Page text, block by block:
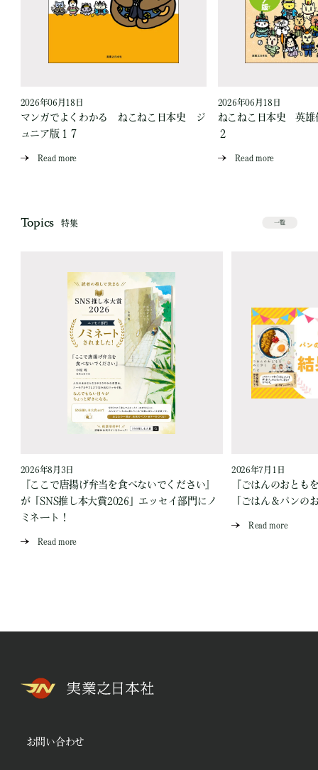
2026年06月18日
マンガでよくわかる ねこねこ日本史 ジ
ュニア版１７
Read more
2026年06月18日
ねこねこ日本史 英
２
Read more
Topics 特集 一覧
2026年8月3日
『ここで唐揚げ弁当を食べないでください』
が「SNS推し本大賞2026」エッセイ部門にノ
ミネート！
Read more
2026年7月1日
『ごはんのおとも
「ごはん＆パンの
Read more
お問い合わせ